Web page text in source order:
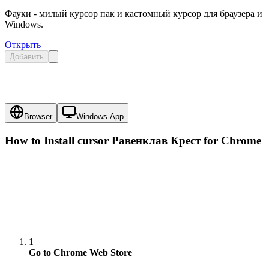
Фауки - милый курсор пак и кастомный курсор для браузера и
Windows.
Открыть
Добавить
Browser Windows App
How to Install cursor Равенклав Крестfor Chrome
1
Go to Chrome Web Store